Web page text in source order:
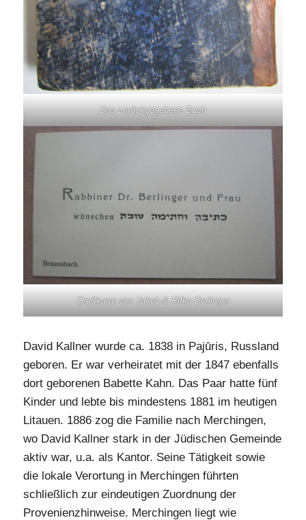
Das zurückgegebene Buch
Grußkarte von Jakob & Rifka Berlinger
David Kallner wurde ca. 1838 in Pajūris, Russland
geboren. Er war verheiratet mit der 1847 ebenfalls
dort geborenen Babette Kahn. Das Paar hatte fünf
Kinder und lebte bis mindestens 1881 im heutigen
Litauen. 1886 zog die Familie nach Merchingen,
wo David Kallner stark in der Jüdischen Gemeinde
aktiv war, u.a. als Kantor. Seine Tätigkeit sowie
die lokale Verortung in Merchingen führten
schließlich zur eindeutigen Zuordnung der
Provenienzhinweise. Merchingen liegt wie